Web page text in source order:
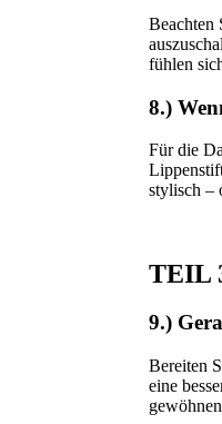
Beachten
fühlen
8.)
Für die
stylisch –
TEIL
9.)
Bereiten
eine